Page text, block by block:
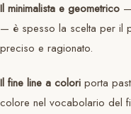
Il minimalista e geometrico
— è spesso la scelta per il
preciso e ragionato.
Il fine line a colori porta
colore nel vocabolario del